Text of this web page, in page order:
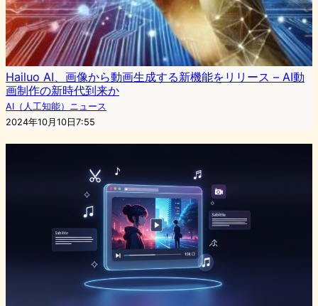
Hailuo AI、画像から動画生成する新機能をリリース – AI動
画制作の新時代到来か
AI（人工知能）ニュース
2024年10月10日7:55